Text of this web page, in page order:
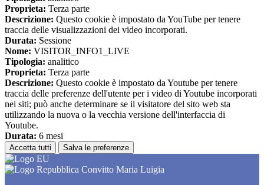
Proprieta: Terza parte
Descrizione: Questo cookie è impostato da YouTube per tenere
traccia delle visualizzazioni dei video incorporati.
Durata: Sessione
Nome: VISITOR_INFO1_LIVE
Tipologia: analitico
Proprieta: Terza parte
Descrizione: Questo cookie è impostato da Youtube per tenere
traccia delle preferenze dell'utente per i video di Youtube incorporati
nei siti; può anche determinare se il visitatore del sito web sta
utilizzando la nuova o la vecchia versione dell'interfaccia di
Youtube.
Durata: 6 mesi
Accetta tutti Salva le preferenze
Convitto Maria Luigia